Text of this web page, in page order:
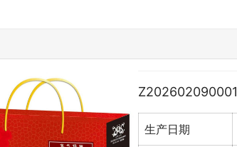
Z202602090001
生产日期